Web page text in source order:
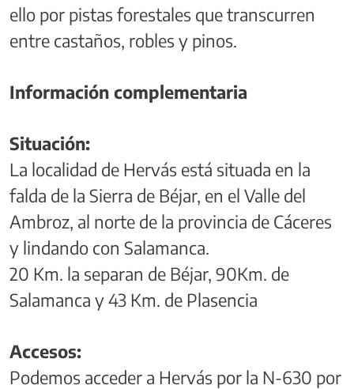
ello por pistas forestales que transcurren
entre castaños, robles y pinos.
Información complementaria
Situación:
La localidad de Hervás está situada en la
falda de la Sierra de Béjar, en el Valle del
Ambroz, al norte de la provincia de Cáceres
y lindando con Salamanca.
20 Km. la separan de Béjar, 90Km. de
Salamanca y 43 Km. de Plasencia
Accesos:
Podemos acceder a Hervás por la N-630 por